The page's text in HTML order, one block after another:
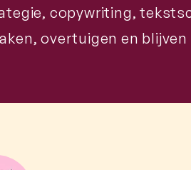
copywriting,
overtuigen en blijven